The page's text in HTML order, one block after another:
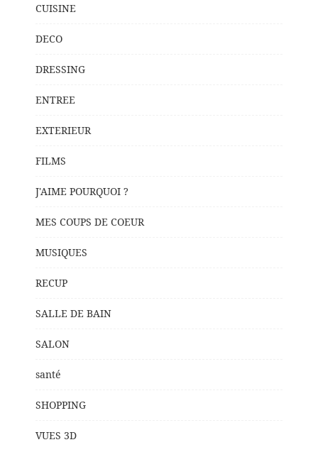
CUISINE
DECO
DRESSING
ENTREE
EXTERIEUR
FILMS
J'AIME POURQUOI ?
MES COUPS DE COEUR
MUSIQUES
RECUP
SALLE DE BAIN
SALON
santé
SHOPPING
VUES 3D